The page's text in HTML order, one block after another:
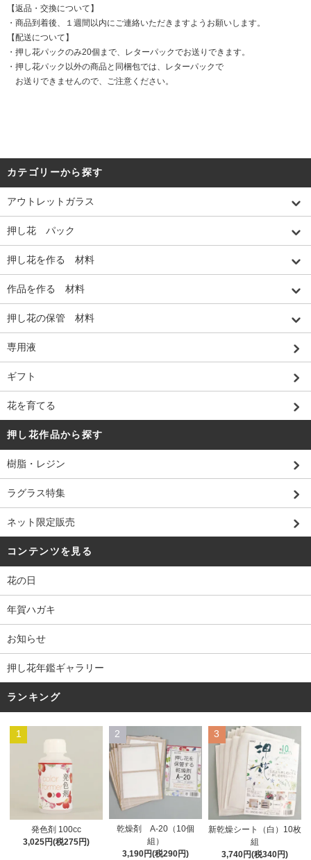
【返品・交換について】
・商品到着後、１週間以内にご連絡いただきますようお願いします。
【配送について】
・押し花パックのみ20個まで、レターパックでお送りできます。
・押し花パック以外の商品と同梱包では、レターパックで
お送りできませんので、ご注意ください。
カテゴリーから探す
アウトレットガラス
押し花 パック
押し花を作る 材料
作品を作る 材料
押し花の保管 材料
専用液
ギフト
花を育てる
押し花作品から探す
樹脂・レジン
ラグラス特集
ネット限定販売
コンテンツを見る
花の日
年賀ハガキ
お知らせ
押し花年鑑ギャラリー
ランキング
1
発色剤 100cc
3,025円(税275円)
2
乾燥剤 A-20（10個
組）
3,190円(税290円)
3
新乾燥シート（白）10枚
組
3,740円(税340円)